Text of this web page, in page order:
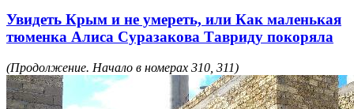
Увидеть Крым и не умереть, или Как маленькая
тюменка Алиса Суразакова Тавриду покоряла
(Продолжение. Начало в номерах 310, 311)